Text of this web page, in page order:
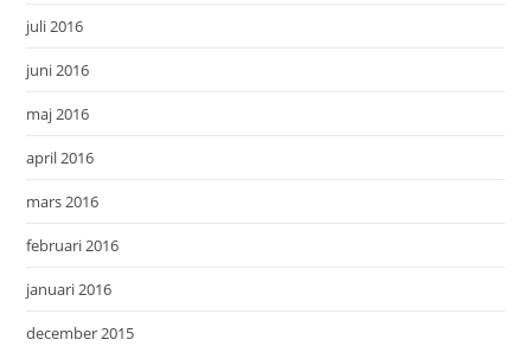
juli 2016
juni 2016
maj 2016
april 2016
mars 2016
februari 2016
januari 2016
december 2015